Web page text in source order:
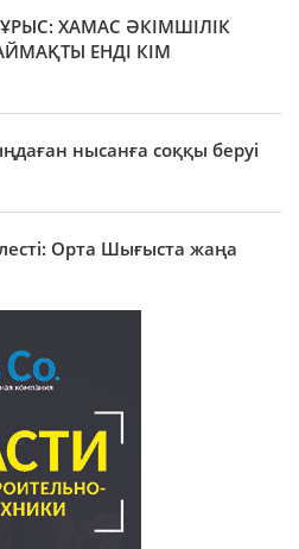
ХАМАС ӘКІМШІЛІК
ЕНДІ КІМ
нысанға соққы беруі
Орта Шығыста жаңа